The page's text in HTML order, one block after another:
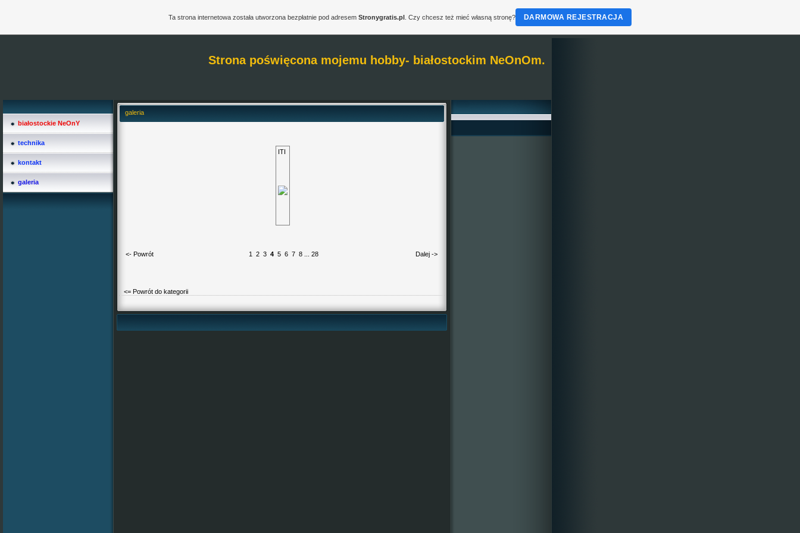
Strona poświęcona mojemu hobby- białostockim NeOnOm.
białostockie NeOnY
technika
kontakt
galeria
galeria
ITI
<- Powrót 1 2 3 4 5 6 7 8... 28 Dalej ->
<= Powrót do kategorii
Ta strona internetowa została utworzona bezpłatnie pod adresem Stronygratis.pl. Czy chcesz też mieć własną stronę? DARMOWA REJESTRACJA